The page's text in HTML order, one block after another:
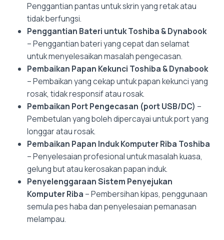
Penggantian pantas untuk skrin yang retak atau
tidak berfungsi.
Penggantian Bateri untuk Toshiba & Dynabook
– Penggantian bateri yang cepat dan selamat
untuk menyelesaikan masalah pengecasan.
Pembaikan Papan Kekunci Toshiba & Dynabook
– Pembaikan yang cekap untuk papan kekunci yang
rosak, tidak responsif atau rosak.
Pembaikan Port Pengecasan (port USB/DC) –
Pembetulan yang boleh dipercayai untuk port yang
longgar atau rosak.
Pembaikan Papan Induk Komputer Riba Toshiba
– Penyelesaian profesional untuk masalah kuasa,
gelung but atau kerosakan papan induk.
Penyelenggaraan Sistem Penyejukan
Komputer Riba – Pembersihan kipas, penggunaan
semula pes haba dan penyelesaian pemanasan
melampau.